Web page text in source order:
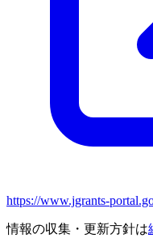
https://www.jgrants-
情報の収集・更新方針は